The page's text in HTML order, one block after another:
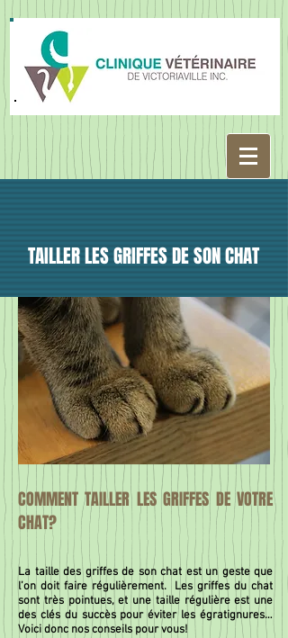
TAILLER LES GRIFFES DE SON CHAT
COMMENT TAILLER LES GRIFFES DE VOTRE
CHAT?
La taille des griffes de son chat est un geste que
l’on doit faire régulièrement. Les griffes du chat
sont très pointues, et une taille régulière est une
des clés du succès pour éviter les égratignures…
Voici donc nos conseils pour vous!